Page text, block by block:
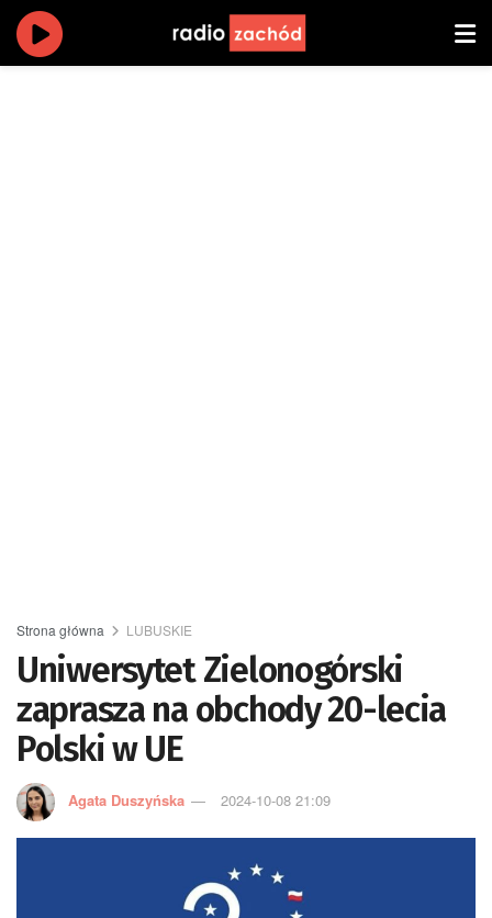
Strona główna LUBUSKIE
Uniwersytet Zielonogórski
zaprasza na obchody 20-lecia
Polski w UE
Agata Duszyńska 2024-10-08 21:09